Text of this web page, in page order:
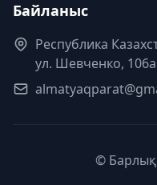
Байланыс
Республика
ул. Шевченко, 106а
© Барлық